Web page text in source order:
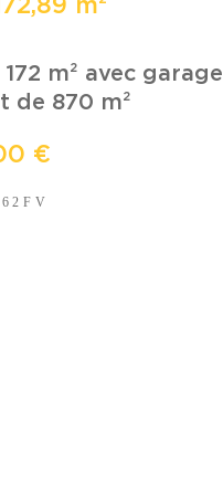
m²
m² avec garage
de 870 m²
€